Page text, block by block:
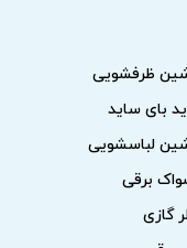
ظرفشویی
بای ساید
لباسشویی
برقی
گازی